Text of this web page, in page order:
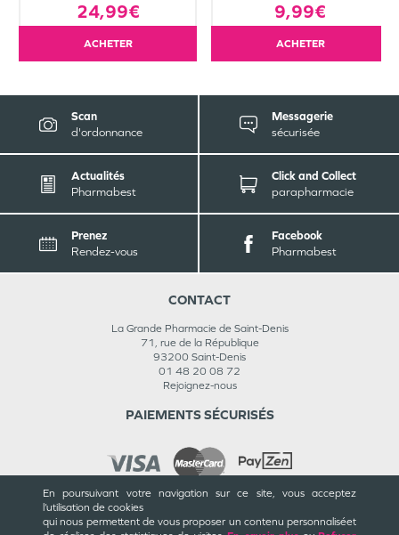
En poursuivant votre navigation sur ce site, vous acceptez
l’utilisation de cookies
qui nous permettent de vous proposer un contenu personnaliséet
24,99€
ACHETER
9,99€
ACHETER
Scan
d'ordonnance
Messagerie
sécurisée
Actualités
Pharmabest
Click and Collect
parapharmacie
Prenez
Rendez-vous
Facebook
Pharmabest
CONTACT
La Grande Pharmacie de Saint-Denis
71, rue de la République
93200 Saint-Denis
01 48 20 08 72
Rejoignez-nous
PAIEMENTS SÉCURISÉS